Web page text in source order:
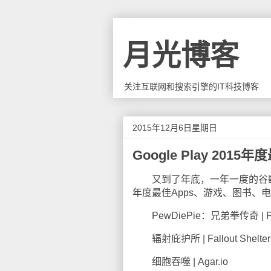
月光博客
关注互联网和搜索引擎的IT科技博客
2015年12月6日星期日
Google Play 2015年
又到了年底，一年一度的谷
年度最佳Apps、游戏、图书、
PewDiePie：兄弟拳传奇 |
辐射庇护所 | Fallout Shelter
细胞吞噬 | Agar.io